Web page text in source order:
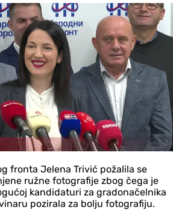
fronta Jelena Trivić požalila se
ružne fotografije zbog čega je
kandidaturi za gradonačelnika
pozirala za bolju fotografiju.